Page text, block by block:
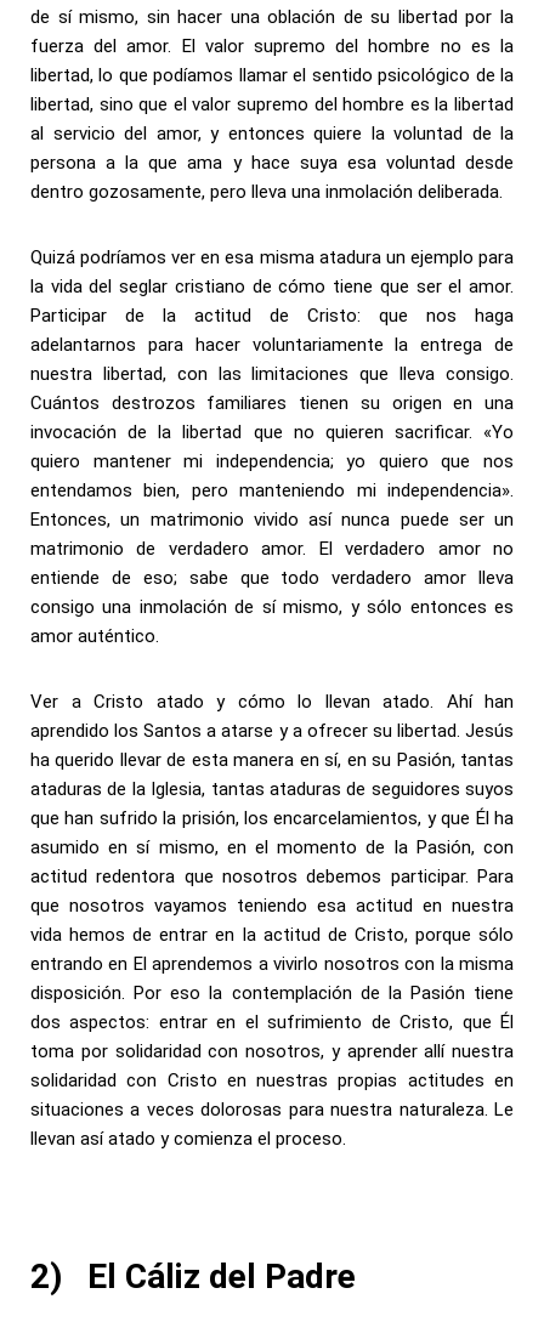
de sí mismo, sin hacer una oblación de su libertad por la
fuerza del amor. El valor supremo del hombre no es la
libertad, lo que podíamos llamar el sentido psicológico de la
libertad, sino que el valor supremo del hombre es la libertad
al servicio del amor, y entonces quiere la voluntad de la
persona a la que ama y hace suya esa voluntad desde
dentro gozosamente, pero lleva una inmolación deliberada.
Quizá podríamos ver en esa misma atadura un ejemplo para
la vida del seglar cristiano de cómo tiene que ser el amor.
Participar de la actitud de Cristo: que nos haga
adelantarnos para hacer voluntariamente la entrega de
nuestra libertad, con las limitaciones que lleva consigo.
Cuántos destrozos familiares tienen su origen en una
invocación de la libertad que no quieren sacrificar. «Yo
quiero mantener mi independencia; yo quiero que nos
entendamos bien, pero manteniendo mi independencia».
Entonces, un matrimonio vivido así nunca puede ser un
matrimonio de verdadero amor. El verdadero amor no
entiende de eso; sabe que todo verdadero amor lleva
consigo una inmolación de sí mismo, y sólo entonces es
amor auténtico.
Ver a Cristo atado y cómo lo llevan atado. Ahí han
aprendido los Santos a atarse y a ofrecer su libertad. Jesús
ha querido llevar de esta manera en sí, en su Pasión, tantas
ataduras de la Iglesia, tantas ataduras de seguidores suyos
que han sufrido la prisión, los encarcelamientos, y que Él ha
asumido en sí mismo, en el momento de la Pasión, con
actitud redentora que nosotros debemos participar. Para
que nosotros vayamos teniendo esa actitud en nuestra
vida hemos de entrar en la actitud de Cristo, porque sólo
entrando en El aprendemos a vivirlo nosotros con la misma
disposición. Por eso la contemplación de la Pasión tiene
dos aspectos: entrar en el sufrimiento de Cristo, que Él
toma por solidaridad con nosotros, y aprender allí nuestra
solidaridad con Cristo en nuestras propias actitudes en
situaciones a veces dolorosas para nuestra naturaleza. Le
llevan así atado y comienza el proceso.
2) El Cáliz del Padre